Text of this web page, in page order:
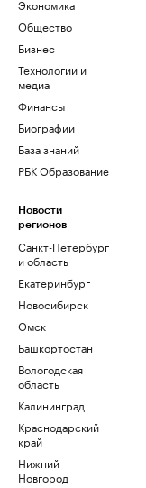
Экономика
Общество
Бизнес
Технологии и
медиа
Финансы
Биографии
База знаний
РБК Образование
Новости
регионов
Санкт-Петербург
и область
Екатеринбург
Новосибирск
Омск
Башкортостан
Вологодская
область
Калининград
Краснодарский
край
Нижний
Новгород